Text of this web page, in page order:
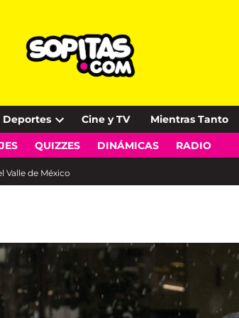
Deportes
Open
dropdown
Cine y TV Mientras Tanto
QUIZZES DINÁMICAS RADIO
Valle de México